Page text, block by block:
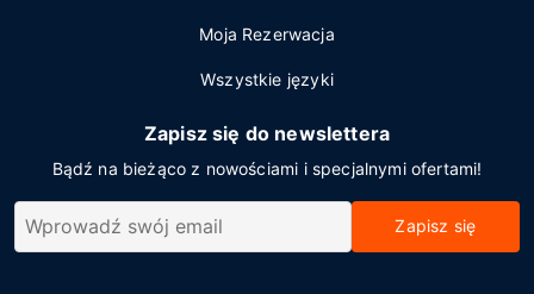
Moja Rezerwacja
Wszystkie języki
Zapisz się do newslettera
Bądź na bieżąco z nowościami i specjalnymi ofertami!
Zapisz się